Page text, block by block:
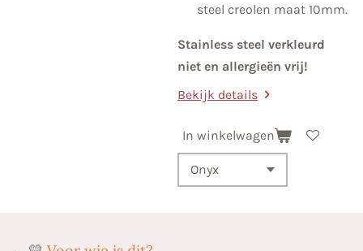
steel creolen maat 10mm.
Stainless steel verkleurd
niet en allergieën vrij!
Bekijk details
In winkelwagen